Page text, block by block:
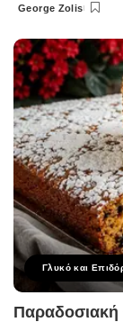
Posted
George Zolis
Γλυκό και
Παραδοσιακή